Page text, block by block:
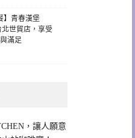
】青春漢堡
北世貿店，享受
滿足
，讓人願意